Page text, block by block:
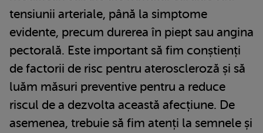
tensiunii arteriale, până la simptome
evidente, precum durerea în piept sau angina
pectorală. Este important să fim conștienți
de factorii de risc pentru ateroscleroză și să
luăm măsuri preventive pentru a reduce
riscul de a dezvolta această afecțiune. De
asemenea, trebuie să fim atenți la semnele și